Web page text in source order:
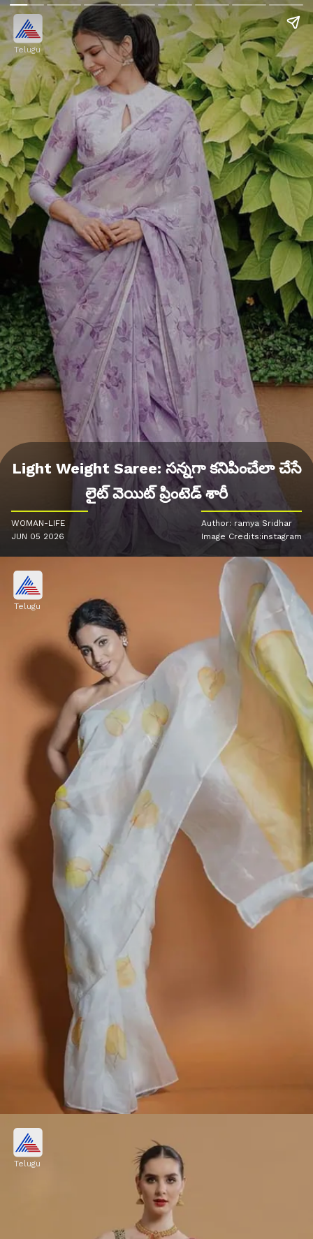
Telugu
Light Weight Saree: సన్నగా కనిపించేలా చేసే
లైట్ వెయిట్ ప్రింటెడ్ శారీ
WOMAN-LIFE
JUN 05 2026
Author: ramya Sridhar
Image Credits:instagram
Telugu
ప్రింటెడ్ సాఫ్ట్ ఆర్గాంజా
ఇది సాఫ్ట్ ఆర్గాంజా చీర. దీని మీద మినిమల్ ప్రింట్
ఉండటంతో చాలా క్లాసీ, ఎలిగెంట్ లుక్ ఇస్తుంది. ఆఫీస్,
పార్టీలకు ఈ చీర పర్ఫెక్ట్ ఛాయిస్. మ్యాచింగ్ బ్లౌజ్ తో
మ్యాజిక్ చేసేయచ్చు.
Telugu